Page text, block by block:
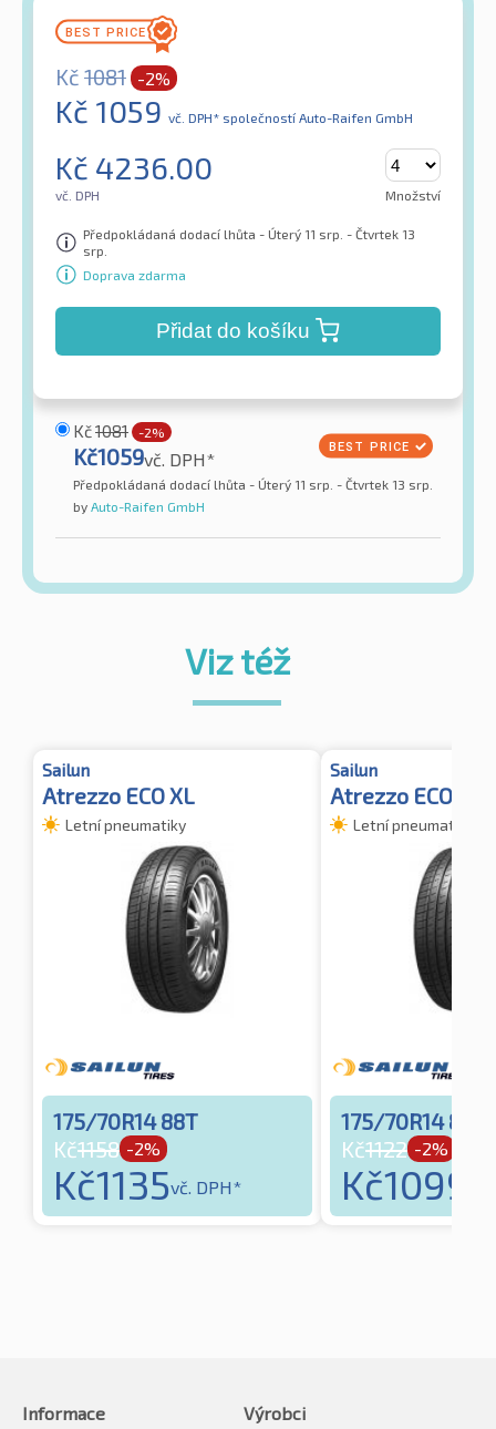
Kč 1081 -2%
Kč 1059 vč. DPH* společností Auto-Raifen GmbH
Kč 4236.00
vč. DPH Množství
Předpokládaná dodací lhůta - Úterý 11 srp. - Čtvrtek 13
srp.
Doprava zdarma
Přidat do košíku
Kč1081 -2%
Kč1059vč. DPH*
Předpokládaná dodací lhůta - Úterý 11 srp. - Čtvrtek 13 srp.
by Auto-Raifen GmbH
Viz též
Sailun
Atrezzo ECO XL
Letní pneumatiky
175/70R14 88T
Kč1158 -2%
Kč1135vč. DPH*
Sailun
Atrezzo ECO XL
Letní pneumatiky
175/70R14 88T
Kč1122 -2%
Kč1099
Informace
Výrobci